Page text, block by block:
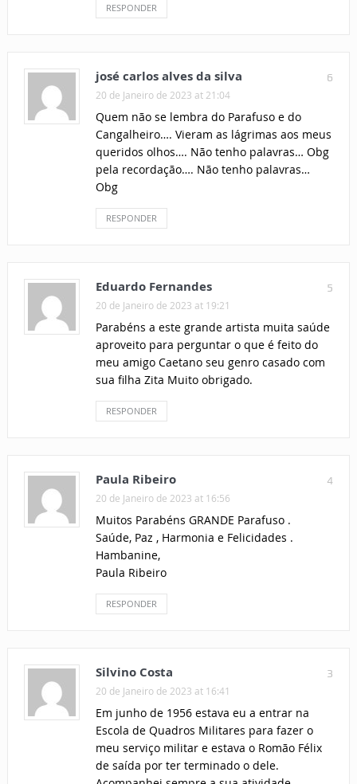
RESPONDER
6
josé carlos alves da silva
20 de Janeiro de 2023 at 21:04
Quem não se lembra do Parafuso e do
Cangalheiro…. Vieram as lágrimas aos meus
queridos olhos…. Não tenho palavras… Obg
pela recordação…. Não tenho palavras…
Obg
RESPONDER
5
Eduardo Fernandes
20 de Janeiro de 2023 at 19:21
Parabéns a este grande artista muita saúde
aproveito para perguntar o que é feito do
meu amigo Caetano seu genro casado com
sua filha Zita Muito obrigado.
RESPONDER
4
Paula Ribeiro
20 de Janeiro de 2023 at 16:56
Muitos Parabéns GRANDE Parafuso .
Saúde, Paz , Harmonia e Felicidades .
Hambanine,
Paula Ribeiro
RESPONDER
3
Silvino Costa
20 de Janeiro de 2023 at 16:41
Em junho de 1956 estava eu a entrar na
Escola de Quadros Militares para fazer o
meu serviço militar e estava o Romão Félix
de saída por ter terminado o dele.